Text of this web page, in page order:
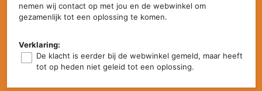
nemen wij contact op met jou en de webwinkel om
gezamenlijk tot een oplossing te komen.
Verklaring:
De klacht is eerder bij de webwinkel gemeld, maar heeft
tot op heden niet geleid tot een oplossing.